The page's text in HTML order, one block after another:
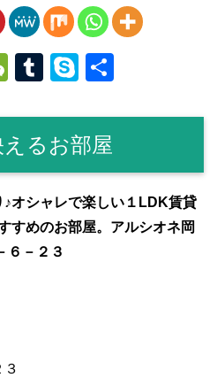
W
C
h
at
T
m
bl
r
S
p
e
るお部屋
オシャレで楽しい１LDK賃貸
すめのお部屋。アルシオネ岡
６－２３